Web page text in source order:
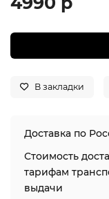
В закладки
Доставка по
Стоимость
тарифам
выдачи